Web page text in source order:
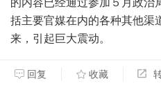
的内容已经通过参加５月政治
括主要官媒在内的各种其他渠
来，引起巨大震动。
５月政治局会议结束一周后
回复 收藏